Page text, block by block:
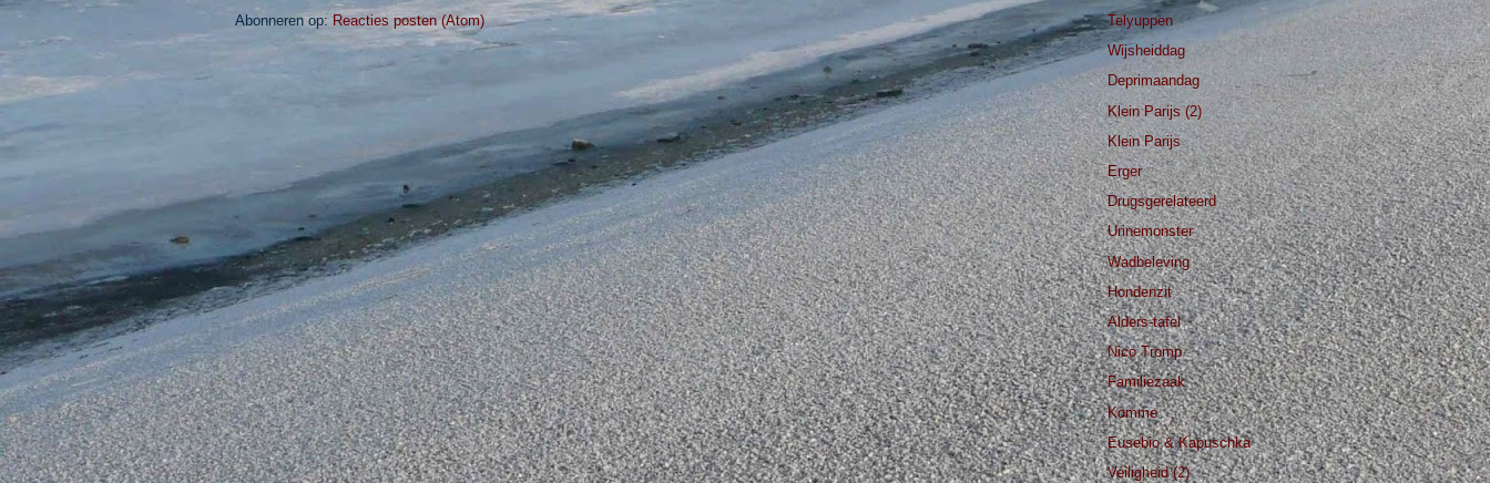
Abonneren op: Reacties posten (Atom)
Telyuppen
Wijsheiddag
Deprimaandag
Klein Parijs (2)
Klein Parijs
Erger
Drugsgerelateerd
Urinemonster
Wadbeleving
Hondenzit
Alders-tafel
Nico Tromp
Familiezaak
Komme
Eusebio & Kapuschka
Veiligheid (2)